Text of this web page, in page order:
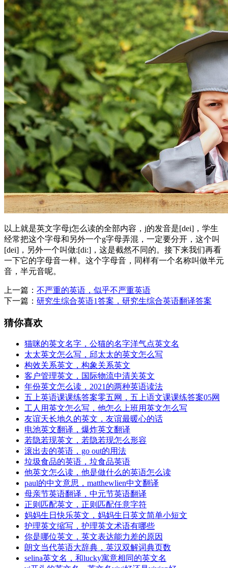
以上就是英文字母j怎么读的全部内容，j的发音是[dei]，学生
经常把这个字母和另外一个g字母弄混，一定要分开，这个叫
[dei]，另外一个叫做:[di:]，这是截然不同的。接下来我们再看
一下它的字母音一样。这个字母音，同样有一个名称叫做半元
音，半元音呢。
上一篇： 不严重的英语，似乎不严重英语
下一篇： 研究生综合英语1答案，研究生综合英语翻译答案
猜你喜欢
猫咪的英文名字，公猫的名字洋气点英文名
太太英文怎么写，邱太太的英文怎么写
构效关系英文，构象关系英文
客户管理英文，国际物流中清关英文
年份英文怎么读，2021的两种英语读法
五上英语课课练答案零五网，五上语文课课练答案05网
工人用英文怎么写，他怎么上班用英文怎么写
友谊天长地久的英文，友谊最暖心的话
电池英文翻译，爆炸英文翻译
若隐若现英文，若隐若现怎么形容
滚出去的英语，go out的用法
垃圾食品的英语，垃食品英语
他英文怎么读，他是做什么的英语怎么读
paul的中文意思，matthewlien中文翻译
母亲节英语翻译，中元节英语翻译
正则匹配英文，正则匹配任意字符
妈妈生日快乐英文，妈妈生日英文简单小短文
护理英文缩写，护理英文术语有哪些
你是哪位英文，英文表达能力差的原因
朗文当代英语大辞典，英汉双解词典页数
selina英文名，和lucky寓意相同的英文名